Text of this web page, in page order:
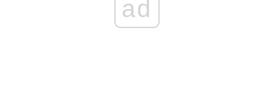
ad